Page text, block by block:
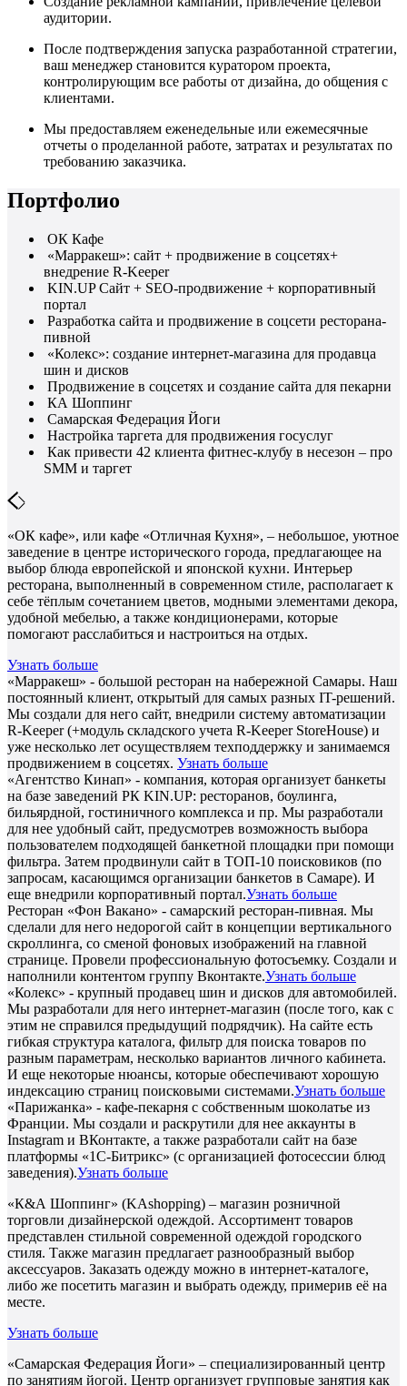
аудитории.
После подтверждения запуска разработанной стратегии,
ваш менеджер становится куратором проекта,
контролирующим все работы от дизайна, до общения с
клиентами.
Мы предоставляем еженедельные или ежемесячные
отчеты о проделанной работе, затратах и результатах по
требованию заказчика.
Портфолио
ОК Кафе
«Марракеш»: сайт + продвижение в соцсетях+
внедрение R-Keeper
KIN.UP Сайт + SEO-продвижение + корпоративный
портал
Разработка сайта и продвижение в соцсети ресторана-
пивной
«Колекс»: создание интернет-магазина для продавца
шин и дисков
Продвижение в соцсетях и создание сайта для пекарни
КА Шоппинг
Самарская Федерация Йоги
Настройка таргета для продвижения госуслуг
Как привести 42 клиента фитнес-клубу в несезон – про
SMM и таргет
«ОК кафе», или кафе «Отличная Кухня», – небольшое, уютное
заведение в центре исторического города, предлагающее на
выбор блюда европейской и японской кухни. Интерьер
ресторана, выполненный в современном стиле, располагает к
себе тёплым сочетанием цветов, модными элементами декора,
удобной мебелью, а также кондиционерами, которые
помогают расслабиться и настроиться на отдых.
Узнать больше
«Марракеш» - большой ресторан на набережной Самары. Наш
постоянный клиент, открытый для самых разных IT-решений.
Мы создали для него сайт, внедрили систему автоматизации
R-Keeper (+модуль складского учета R-Keeper StoreHouse) и
уже несколько лет осуществляем техподдержку и занимаемся
продвижением в соцсетях. Узнать больше
«Агентство Кинап» - компания, которая организует банкеты
на базе заведений РК KIN.UP: ресторанов, боулинга,
бильярдной, гостиничного комплекса и пр. Мы разработали
для нее удобный сайт, предусмотрев возможность выбора
пользователем подходящей банкетной площадки при помощи
фильтра. Затем продвинули сайт в ТОП-10 поисковиков (по
запросам, касающимся организации банкетов в Самаре). И
еще внедрили корпоративный портал.Узнать больше
Ресторан «Фон Вакано» - самарский ресторан-пивная. Мы
сделали для него недорогой сайт в концепции вертикального
скроллинга, со сменой фоновых изображений на главной
странице. Провели профессиональную фотосъемку. Создали и
наполнили контентом группу Вконтакте.Узнать больше
«Колекс» - крупный продавец шин и дисков для автомобилей.
Мы разработали для него интернет-магазин (после того, как с
этим не справился предыдущий подрядчик). На сайте есть
гибкая структура каталога, фильтр для поиска товаров по
разным параметрам, несколько вариантов личного кабинета.
И еще некоторые нюансы, которые обеспечивают хорошую
индексацию страниц поисковыми системами.Узнать больше
«Парижанка» - кафе-пекарня с собственным шоколатье из
Франции. Мы создали и раскрутили для нее аккаунты в
Instagram и ВКонтакте, а также разработали сайт на базе
платформы «1С-Битрикс» (с организацией фотосессии блюд
заведения).Узнать больше
«К&А Шоппинг» (KAshopping) – магазин розничной
торговли дизайнерской одеждой. Ассортимент товаров
представлен стильной современной одеждой городского
стиля. Также магазин предлагает разнообразный выбор
аксессуаров. Заказать одежду можно в интернет-каталоге,
либо же посетить магазин и выбрать одежду, примерив её на
месте.
Узнать больше
«Самарская Федерация Йоги» – специализированный центр
по занятиям йогой. Центр организует групповые занятия как